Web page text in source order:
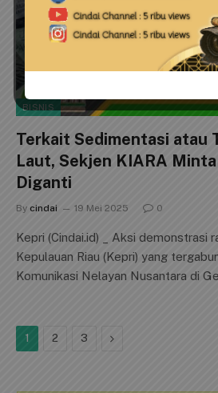
BISNIS
Terkait Sedimentasi atau
Laut, Sekjen KIARA
Diganti
By cindai 19 Mei 2025 0
Kepri (Cindai.id) _ Aksi demonstrasi
Kepulauan Riau (Kepri) yang
Komunikasi Nelayan Nusantara di
1 2 3 Next